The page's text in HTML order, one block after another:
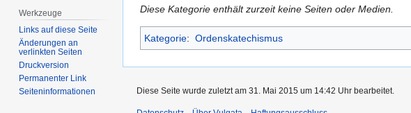
Diese Kategorie enthält zurzeit keine Seiten oder Medien.
Kategorie: Ordenskatechismus
Werkzeuge
Links auf diese Seite
Änderungen an
verlinkten Seiten
Druckversion
Permanenter Link
Seiten­­informationen
Diese Seite wurde zuletzt am 31. Mai 2015 um 14:42 Uhr bearbeitet.